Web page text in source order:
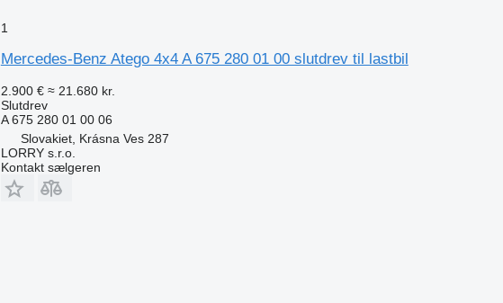
1
Mercedes-Benz Atego 4x4 A 675 280 01 00 slutdrev til lastbil
2.900 € ≈ 21.680 kr.
Slutdrev
A 675 280 01 00 06
Slovakiet, Krásna Ves 287
LORRY s.r.o.
Kontakt sælgeren